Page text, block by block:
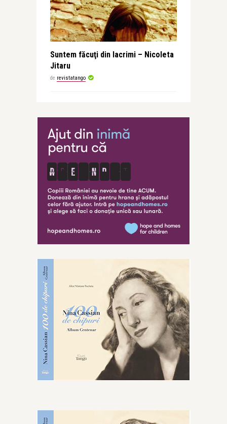
Suntem făcuţi din lacrimi – Nicoleta
Jitaru
de revistatango